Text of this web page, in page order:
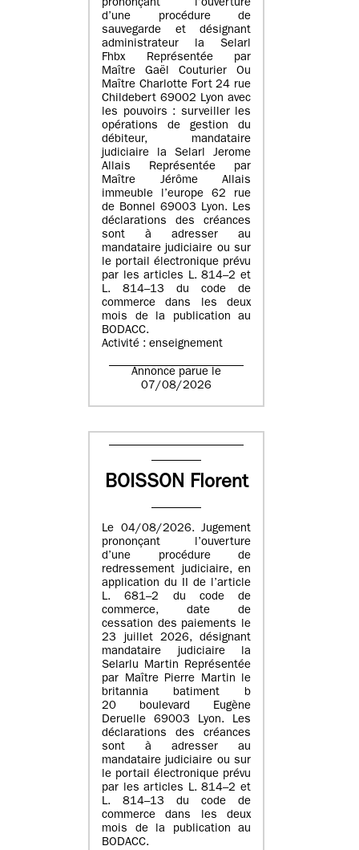
prononçant l’ouverture
d’une procédure de
sauvegarde et désignant
administrateur la Selarl
Fhbx Représentée par
Maître Gaël Couturier Ou
Maître Charlotte Fort 24 rue
Childebert 69002 Lyon avec
les pouvoirs : surveiller les
opérations de gestion du
débiteur, mandataire
judiciaire la Selarl Jerome
Allais Représentée par
Maître Jérôme Allais
immeuble l’europe 62 rue
de Bonnel 69003 Lyon. Les
déclarations des créances
sont à adresser au
mandataire judiciaire ou sur
le portail électronique prévu
par les articles L. 814–2 et
L. 814–13 du code de
commerce dans les deux
mois de la publication au
BODACC.
Activité : enseignement
Annonce parue le
07/08/2026
BOISSON Florent
Le 04/08/2026. Jugement
prononçant l’ouverture
d’une procédure de
redressement judiciaire, en
application du II de l’article
L. 681–2 du code de
commerce, date de
cessation des paiements le
23 juillet 2026, désignant
mandataire judiciaire la
Selarlu Martin Représentée
par Maître Pierre Martin le
britannia batiment b
20 boulevard Eugène
Deruelle 69003 Lyon. Les
déclarations des créances
sont à adresser au
mandataire judiciaire ou sur
le portail électronique prévu
par les articles L. 814–2 et
L. 814–13 du code de
commerce dans les deux
mois de la publication au
BODACC.